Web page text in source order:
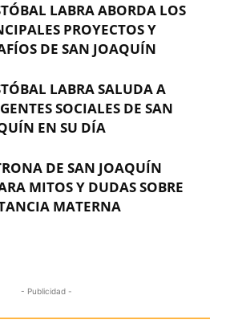
LABRA ABORDA LOS
PROYECTOS Y
DE SAN JOAQUÍN
LABRA SALUDA A
SOCIALES DE SAN
EN SU DÍA
DE SAN JOAQUÍN
MITOS Y DUDAS SOBRE
MATERNA
- Publicidad -